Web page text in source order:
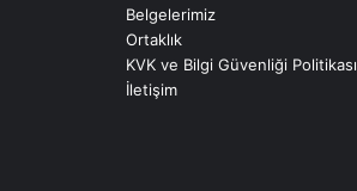
Belgelerimiz
Ortaklık
KVK ve Bilgi Güvenliği Politikası
İletişim